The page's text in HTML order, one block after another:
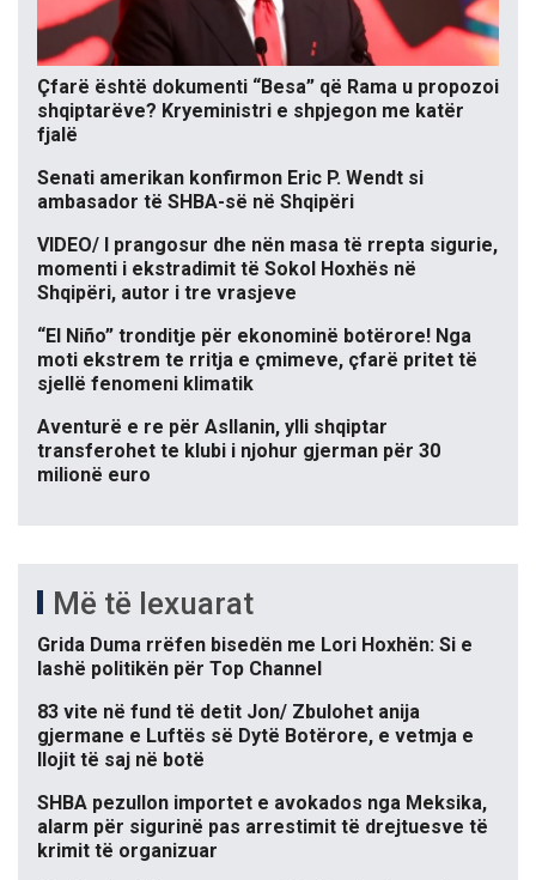
Çfarë është dokumenti “Besa” që Rama u propozoi
shqiptarëve? Kryeministri e shpjegon me katër
fjalë
Senati amerikan konfirmon Eric P. Wendt si
ambasador të SHBA-së në Shqipëri
VIDEO/ I prangosur dhe nën masa të rrepta sigurie,
momenti i ekstradimit të Sokol Hoxhës në
Shqipëri, autor i tre vrasjeve
“El Niño” tronditje për ekonominë botërore! Nga
moti ekstrem te rritja e çmimeve, çfarë pritet të
sjellë fenomeni klimatik
Aventurë e re për Asllanin, ylli shqiptar
transferohet te klubi i njohur gjerman për 30
milionë euro
Më të lexuarat
Grida Duma rrëfen bisedën me Lori Hoxhën: Si e
lashë politikën për Top Channel
83 vite në fund të detit Jon/ Zbulohet anija
gjermane e Luftës së Dytë Botërore, e vetmja e
llojit të saj në botë
SHBA pezullon importet e avokados nga Meksika,
alarm për sigurinë pas arrestimit të drejtuesve të
krimit të organizuar